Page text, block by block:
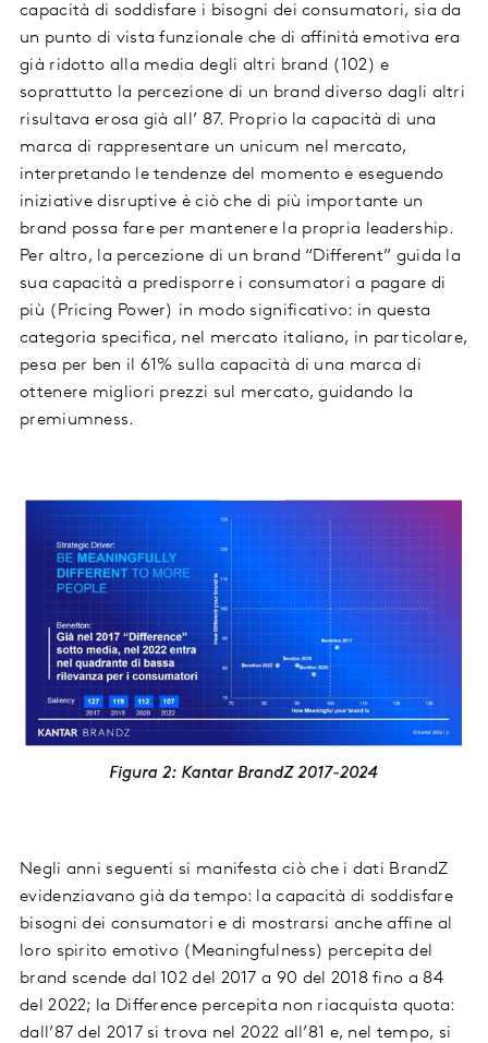
capacità di soddisfare i bisogni dei consumatori, sia da
un punto di vista funzionale che di affinità emotiva era
già ridotto alla media degli altri brand (102) e
soprattutto la percezione di un brand diverso dagli altri
risultava erosa già all’ 87. Proprio la capacità di una
marca di rappresentare un unicum nel mercato,
interpretando le tendenze del momento e eseguendo
iniziative disruptive è ciò che di più importante un
brand possa fare per mantenere la propria leadership.
Per altro, la percezione di un brand “Different” guida la
sua capacità a predisporre i consumatori a pagare di
più (Pricing Power) in modo significativo: in questa
categoria specifica, nel mercato italiano, in particolare,
pesa per ben il 61% sulla capacità di una marca di
ottenere migliori prezzi sul mercato, guidando la
premiumness.
Negli anni seguenti si manifesta ciò che i dati BrandZ
evidenziavano già da tempo: la capacità di soddisfare
bisogni dei consumatori e di mostrarsi anche affine al
loro spirito emotivo (Meaningfulness) percepita del
brand scende dal 102 del 2017 a 90 del 2018 fino a 84
del 2022; la Difference percepita non riacquista quota:
dall’87 del 2017 si trova nel 2022 all’81 e, nel tempo, si